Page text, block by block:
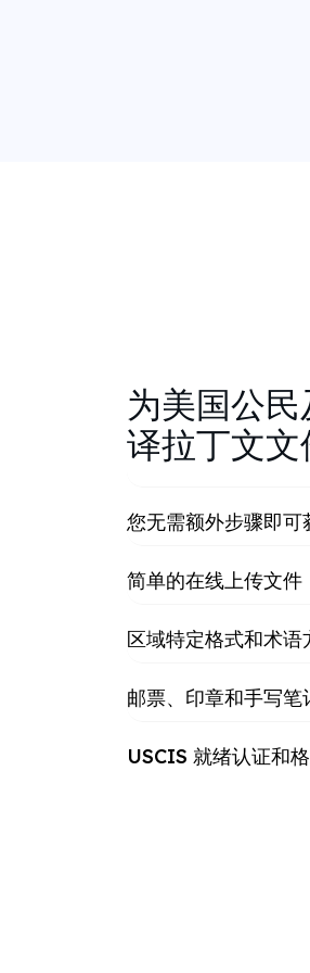
为美国公
译拉丁文
您无需额外步骤即
简单的在线上传文件
区域特定格式和术语
邮票、印章和手写笔
USCIS 就绪认证和